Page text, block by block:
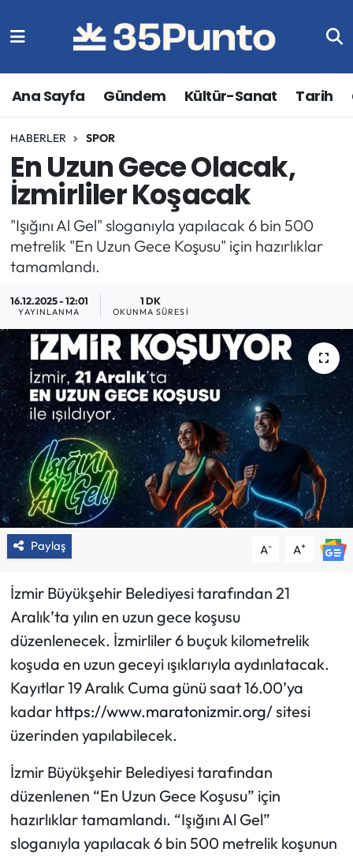
Ana Sayfa Gündem Kültür-Sanat Tarih
HABERLER SPOR
En Uzun Gece Olacak,
İzmirliler Koşacak
"Işığını Al Gel" sloganıyla yapılacak 6 bin 500
metrelik "En Uzun Gece Koşusu" için hazırlıklar
tamamlandı.
16.12.2025 - 12:01
YAYINLANMA
1 DK
OKUNMA SÜRESI
Paylaş A- A+
İzmir Büyükşehir Belediyesi tarafından 21
Aralık’ta yılın en uzun gece koşusu
düzenlenecek. İzmirliler 6 buçuk kilometrelik
koşuda en uzun geceyi ışıklarıyla aydınlatacak.
Kayıtlar 19 Aralık Cuma günü saat 16.00’ya
kadar https://www.maratonizmir.org/sitesi
üzerinden yapılabilecek.
İzmir Büyükşehir Belediyesi tarafından
düzenlenen “En Uzun Gece Koşusu” için
hazırlıklar tamamlandı. “Işığını Al Gel”
sloganıyla yapılacak 6 bin 500 metrelik koşunun